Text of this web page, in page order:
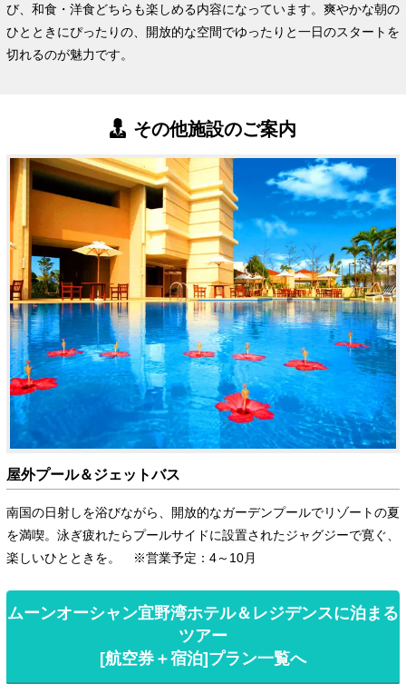
び、和食・洋食どちらも楽しめる内容になっています。爽やかな朝の
ひとときにぴったりの、開放的な空間でゆったりと一日のスタートを
切れるのが魅力です。
その他施設のご案内
屋外プール＆ジェットバス
南国の日射しを浴びながら、開放的なガーデンプールでリゾートの夏
を満喫。泳ぎ疲れたらプールサイドに設置されたジャグジーで寛ぐ、
楽しいひとときを。 ※営業予定：4～10月
ムーンオーシャン宜野湾ホテル＆レジデンスに泊まる
ツアー
[航空券＋宿泊]プラン一覧へ